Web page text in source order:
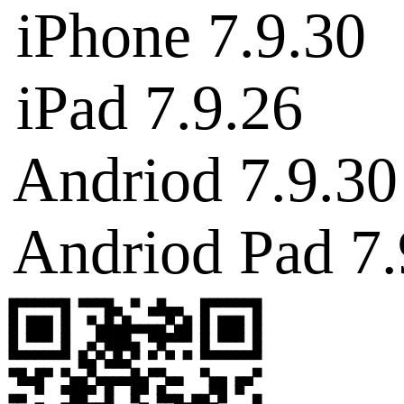
iPhone 7.9.30
iPad 7.9.26
Andriod 7.9.30
Andriod Pad